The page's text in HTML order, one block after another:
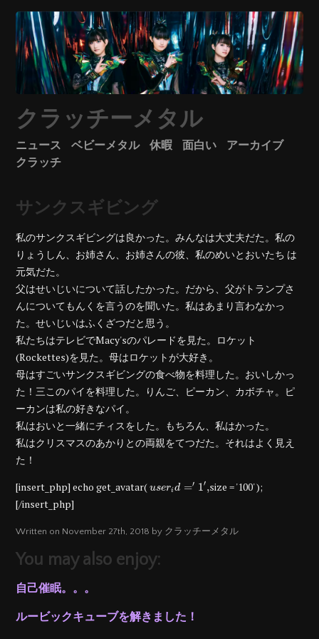
クラッチーメタル
ニュース ベビーメタル 休暇 面白い
アーカイブ
クラッチ
サンクスギビング
私のサンクスギビングは良かった。みんなは大丈夫だた。私の
りょうしん、お姉さん、お姉さんの彼、私のめいとおいたち は
元気だた。
父はせいじいについて話したかった。だから、父がトランプさ
んについてもんくを言うのを聞いた。私はあまり言わなかっ
た。せいじいはふくざつだと思う。
私たちはテレビでMacy'sのパレードを見た。ロケット
(Rockettes)を見た。母はロケットが大好き。
母はすごいサンクスギビングの食べ物を料理した。おいしかっ
た！三このパイを料理した。りんご、ピーカン、カボチャ。ピ
ーカンは私の好きなパイ。
私はおいと一緒にチィスをした。もちろん、私はかった。
私はクリスマスのあかりとの両親をてつだた。それはよく見え
た！
[insert_php] echo get_avatar(userid =′ 1 ′,
d 1 ,
size = '100' );
[/insert_php]
Written on November 27th, 2018 by クラッチーメタル
You may also enjoy:
自己催眠。。。
ルービックキューブを解きました！